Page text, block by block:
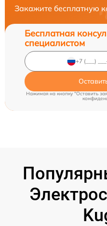
Закажите бесплатную
Бесплатная
специалистом
Нажимая на кнопку "Оставить